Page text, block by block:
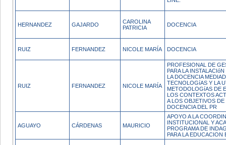
HERNANDEZ GAJARDO
CAROLINA
PATRICIA
DOCENCIA
RUIZ FERNANDEZ NICOLE MARÍA DOCENCIA
RUIZ FERNANDEZ NICOLE MARÍA
PROFESIONAL DE
PARA LA
LA DOCENCIA
TECNOLOGíAS Y LA
METODOLOGíAS DE
LOS CONTEXTOS
A LOS OBJETIVOS DE
DOCENCIA DEL PR
AGUAYO CÁRDENAS MAURICIO
APOYO A LA
INSTITUCIONAL Y
PROGRAMA DE
PARA LA